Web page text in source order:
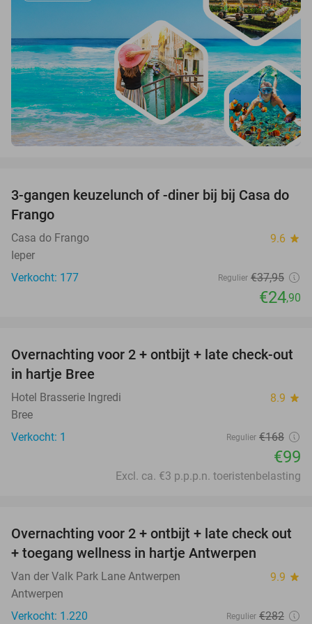
34%
3-gangen keuzelunch of -diner bij bij Casa do
Frango
Casa do Frango 9.6 star
Ieper
Verkocht: 177
Regulier €37,95
€24,90
41%
TODAY
Overnachting voor 2 + ontbijt + late check-out
in hartje Bree
Hotel Brasserie Ingredi 8.9 star
Bree
Verkocht: 1
Regulier €168
€99
Excl. ca. €3 p.p.p.n. toeristenbelasting
59%
Overnachting voor 2 + ontbijt + late check out
+ toegang wellness in hartje Antwerpen
Van der Valk Park Lane Antwerpen 9.9 star
Antwerpen
Verkocht: 1.220
Regulier €282